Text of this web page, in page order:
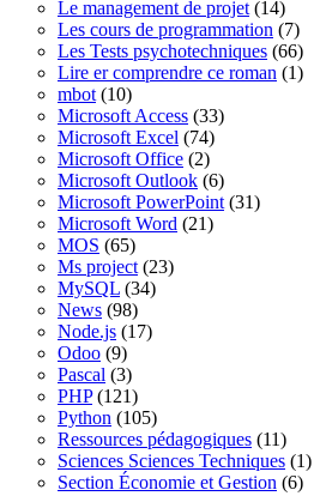
Le management de projet (14)
Les cours de programmation (7)
Les Tests psychotechniques (66)
Lire er comprendre ce roman (1)
mbot (10)
Microsoft Access (33)
Microsoft Excel (74)
Microsoft Office (2)
Microsoft Outlook (6)
Microsoft PowerPoint (31)
Microsoft Word (21)
MOS (65)
Ms project (23)
MySQL (34)
News (98)
Node.js (17)
Odoo (9)
Pascal (3)
PHP(121)
Python (105)
Ressources pédagogiques (11)
Sciences Sciences Techniques (1)
Section Économie et Gestion (6)